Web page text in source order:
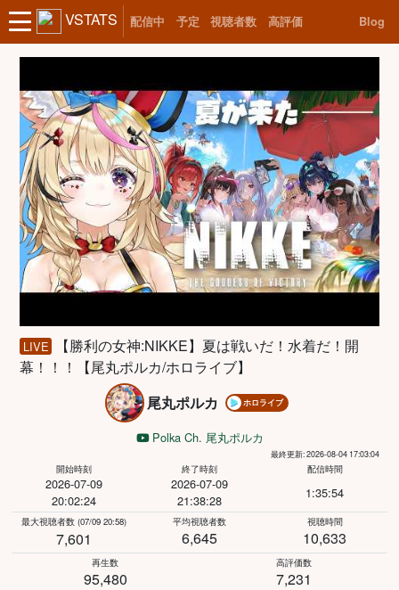
VSTATS 配信中 予定 視聴者数 高評価 Blog
LIVE
【勝利の女神:NIKKE】夏は戦いだ！水着だ！開
幕！！！【尾丸ポルカ/ホロライブ】
尾丸ポルカ
ホロライブ
Polka Ch. 尾丸ポルカ
最終更新: 2026-08-04 17:03:04
開始時刻
2026-07-09
20:02:24
終了時刻
2026-07-09
21:38:28
配信時間
1:35:54
最大視聴者数 (07/09 20:58)
7,601
平均視聴者数
6,645
視聴時間
10,633
再生数
95,480
高評価数
7,231